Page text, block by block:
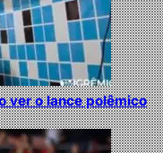
ver o lance polêmico